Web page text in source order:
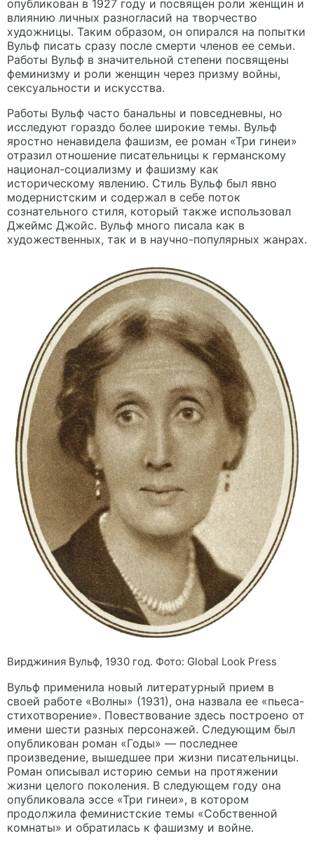
опубликован в 1927 году и посвящен роли женщин и
влиянию личных разногласий на творчество
художницы. Таким образом, он опирался на попытки
Вульф писать сразу после смерти членов ее семьи.
Работы Вульф в значительной степени посвящены
феминизму и роли женщин через призму войны,
сексуальности и искусства.
Работы Вульф часто банальны и повседневны, но
исследуют гораздо более широкие темы. Вульф
яростно ненавидела фашизм, ее роман «Три гинеи»
отразил отношение писательницы к германскому
национал-социализму и фашизму как
историческому явлению. Стиль Вульф был явно
модернистским и содержал в себе поток
сознательного стиля, который также использовал
Джеймс Джойс. Вульф много писала как в
художественных, так и в научно-популярных жанрах.
Вирджиния Вульф, 1930 год. Фото: Global Look Press
Вульф применила новый литературный прием в
своей работе «Волны» (1931), она назвала ее «пьеса-
стихотворение». Повествование здесь построено от
имени шести разных персонажей. Следующим был
опубликован роман «Годы» — последнее
произведение, вышедшее при жизни писательницы.
Роман описывал историю семьи на протяжении
жизни целого поколения. В следующем году она
опубликовала эссе «Три гинеи», в котором
продолжила феминистские темы «Собственной
комнаты» и обратилась к фашизму и войне.